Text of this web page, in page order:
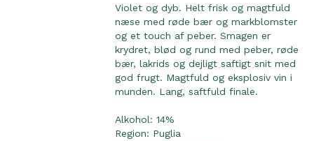
Violet og dyb. Helt frisk og magtfuld
næse med røde bær og markblomster
og et touch af peber. Smagen er
krydret, blød og rund med peber, røde
bær, lakrids og dejligt saftigt snit med
god frugt. Magtfuld og eksplosiv vin i
munden. Lang, saftfuld finale.
Alkohol: 14%
Region: Puglia